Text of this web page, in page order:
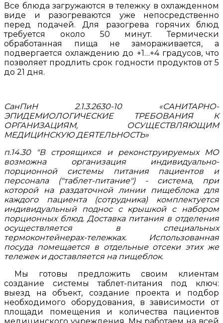
Все блюда загружаются в тележку в охлажденном
виде и разогреваются уже непосредственно
перед подачей. Для разогрева горячих блюд
требуется около 50 минут. Термически
обработанная пища не замораживается, а
подвергается охлаждению до +1…+4 градусов, что
позволяет продлить срок годности продуктов от 5
до 21 дня.
СанПиН 2.1.3.2630-10 «САНИТАРНО-
ЭПИДЕМИОЛОГИЧЕСКИЕ ТРЕБОВАНИЯ К
ОРГАНИЗАЦИЯМ, ОСУЩЕСТВЛЯЮЩИМ
МЕДИЦИНСКУЮ ДЕЯТЕЛЬНОСТЬ»
п.14.30 "В строящихся и реконструируемых МО
возможна организация индивидуально-
порционной системы питания пациентов и
персонала ("таблет-питание") - система, при
которой на раздаточной линии пищеблока для
каждого пациента (сотрудника) комплектуется
индивидуальный поднос с крышкой с набором
порционных блюд. Доставка питания в отделения
осуществляется в специальных
термоконтейнерах-тележках. Использованная
посуда помещается в отдельные отсеки этих же
тележек и доставляется на пищеблок.
Мы готовы предложить своим клиентам
создание системы таблет-питания под ключ:
выезд на объект, создание проекта и подбор
необходимого оборудования, в зависимости от
площади помещения и количества пациентов
медицинского учреждения. Мы работаем на всей